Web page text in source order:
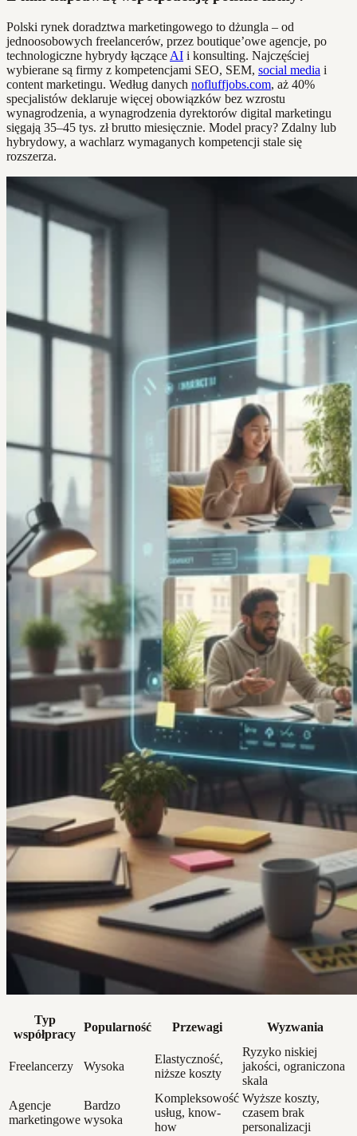
Polski rynek doradztwa marketingowego to dżungla – od
jednoosobowych freelancerów, przez boutique’owe agencje, po
technologiczne hybrydy łączące AI i konsulting. Najczęściej
wybierane są firmy z kompetencjami SEO, SEM, social media i
content marketingu. Według danych nofluffjobs.com, aż 40%
specjalistów deklaruje więcej obowiązków bez wzrostu
wynagrodzenia, a wynagrodzenia dyrektorów digital marketingu
sięgają 35–45 tys. zł brutto miesięcznie. Model pracy? Zdalny lub
hybrydowy, a wachlarz wymaganych kompetencji stale się
rozszerza.
Typ
współpracy
Popularność Przewagi Wyzwania
Freelancerzy Wysoka
Elastyczność,
niższe koszty
Ryzyko niskiej
jakości, ograniczona
skala
Agencje
marketingowe
Bardzo
wysoka
Kompleksowość
usług, know-
how
Wyższe koszty,
czasem brak
personalizacji